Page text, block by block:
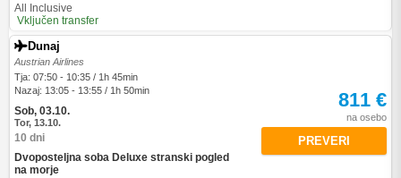
All Inclusive
Vključen transfer
Dunaj
Austrian Airlines
Tja: 07:50 - 10:35 / 1h 45min
Nazaj: 13:05 - 13:55 / 1h 50min
Sob, 03.10.
Tor, 13.10.
10 dni
Dvoposteljna soba Deluxe stranski pogled
na morje
811 €
na osebo
PREVERI